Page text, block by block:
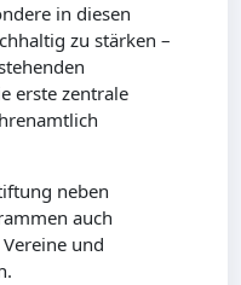
in diesen
zu stärken –
erste zentrale
neben
auch
und